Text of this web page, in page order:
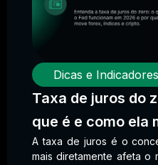
Dicas e Indicadores
Taxa de juros do
que é e como ela
A taxa de juros é o
mais diretamente afeta o